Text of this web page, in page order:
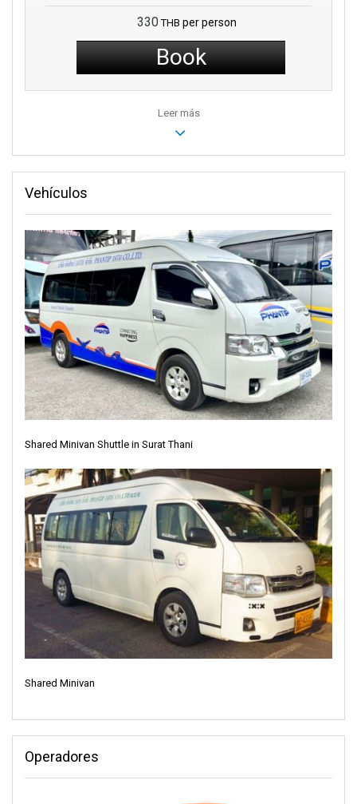
alrededores de la terminal.
330 THB per person
Book
Leer más
Vehículos
Shared Minivan Shuttle in Surat Thani
Shared Minivan
Operadores